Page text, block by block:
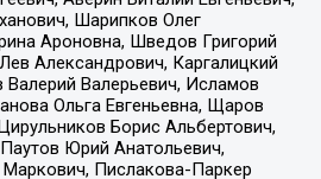
Шарипков Олег
Ароновна, Шведов Григорий
Александрович, Каргалицкий
Валерьевич, Исламов
Ольга Евгеньевна, Щаров
Борис Альбертович,
Юрий Анатольевич,
Пислакова-Паркер